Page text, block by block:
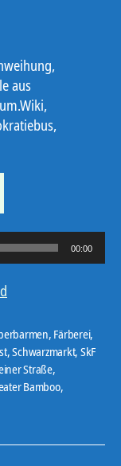
aus
00:00
, Färberei,
,Schwarzmarkt, SkF
Straße,
Bamboo,